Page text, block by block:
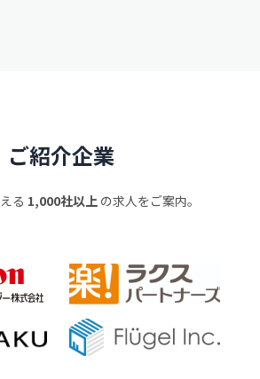
ご紹介企業
る 1,000社以上 の求人をご案内。